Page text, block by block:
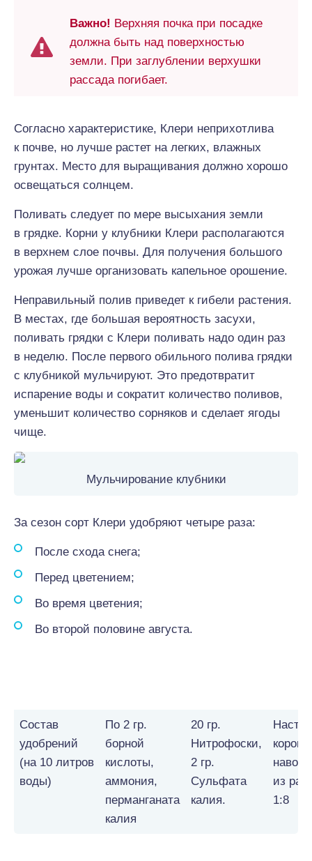
Важно! Верхняя почка при посадке
должна быть над поверхностью
земли. При заглублении верхушки
рассада погибает.
Согласно характеристике, Клери неприхотлива
к почве, но лучше растет на легких, влажных
грунтах. Место для выращивания должно хорошо
освещаться солнцем.
Поливать следует по мере высыхания земли
в грядке. Корни у клубники Клери располагаются
в верхнем слое почвы. Для получения большого
урожая лучше организовать капельное орошение.
Неправильный полив приведет к гибели растения.
В местах, где большая вероятность засухи,
поливать грядки с Клери поливать надо один раз
в неделю. После первого обильного полива грядки
с клубникой мульчируют. Это предотвратит
испарение воды и сократит количество поливов,
уменьшит количество сорняков и сделает ягоды
чище.
Мульчирование клубники
За сезон сорт Клери удобряют четыре раза:
После схода снега;
Перед цветением;
Во время цветения;
Во второй половине августа.
Состав
удобрений
(на 10 литров
воды)
По 2 гр.
борной
кислоты,
аммония,
перманганата
калия
20 гр.
Нитрофоски,
2 гр.
Сульфата
калия.
Настой
навоза
из
1:8